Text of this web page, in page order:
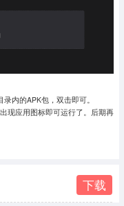
内的APK包，双击即可。
现应用图标即可运行了。 后期再
下载